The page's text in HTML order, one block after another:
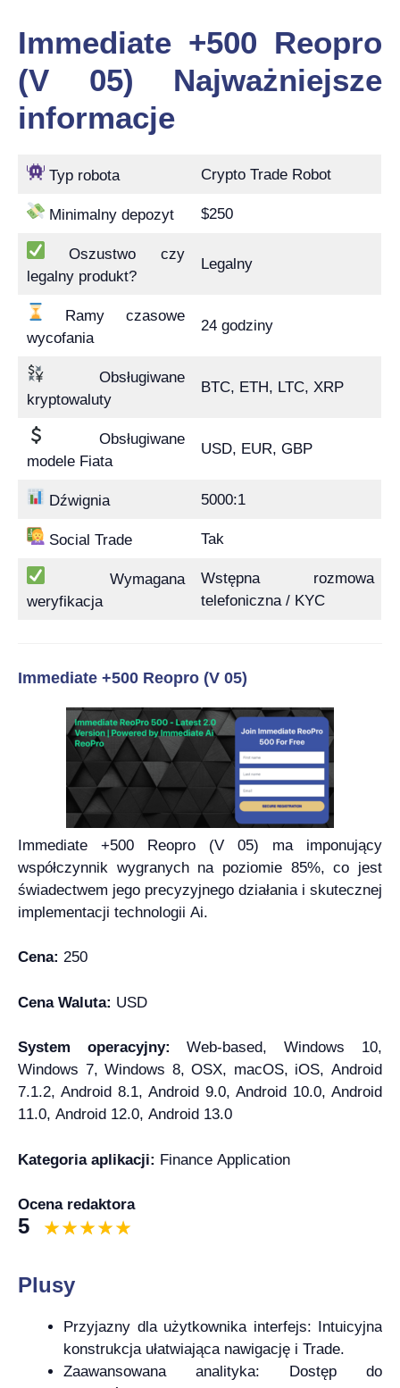
Immediate +500 Reopro
(V 05) Najważniejsze
informacje
Typ robota Crypto Trade Robot
Minimalny depozyt $250
Oszustwo czy
legalny produkt?
Legalny
wycofania
24 godziny
kryptowaluty
BTC, ETH, LTC, XRP
modele Fiata
USD, EUR, GBP
Dźwignia 5000:1
Social Trade Tak
Wymagana
weryfikacja
Wstępna rozmowa
telefoniczna / KYC
Immediate +500 Reopro (V 05)
Immediate +500 Reopro (V 05) ma imponujący
współczynnik wygranych na poziomie 85%, co jest
świadectwem jego precyzyjnego działania i skutecznej
implementacji technologii Ai.
Cena: 250
Cena Waluta: USD
System operacyjny: Web-based, Windows 10,
Windows 7, Windows 8, OSX, macOS, iOS, Android
7.1.2, Android 8.1, Android 9.0, Android 10.0, Android
11.0, Android 12.0, Android 13.0
Kategoria aplikacji: Finance Application
Ocena redaktora
5
Plusy
Przyjazny dla użytkownika interfejs: Intuicyjna
konstrukcja ułatwiająca nawigację i Trade.
Zaawansowana analityka: Dostęp do